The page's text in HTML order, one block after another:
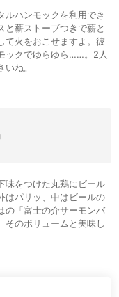
ルハンモックを利用でき
と薪ストーブつきで薪と
て火をおこせますよ。彼
ックでゆらゆら……。2人
ね。
味をつけた丸鶏にビール
はパリッ、中はビールの
の「富士の介サーモンバ
そのボリュームと美味し